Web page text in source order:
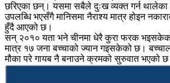
छरिएका छन्। यसमा सबैले दुःख व्यक्त गर्न
उपलब्धि भएसँगै मानिसमा नैराश्य मात्र होइन
हुँदै आएको छ।
सन् २०१० यता भने चीनमा धेरै कुरा फरक
मात्र १७ जना बच्चाको ज्यान गइसकेको छ।
मौका परे गायब नै बनाउने क्रमको सुरुवात भएको